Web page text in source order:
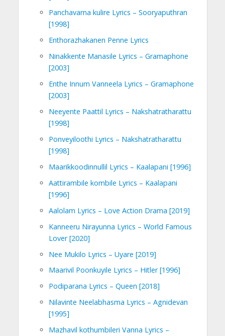
Panchavarna kulire Lyrics – Sooryaputhran
[1998]
Enthorazhakanen Penne Lyrics
Ninakkente Manasile Lyrics – Gramaphone
[2003]
Enthe Innum Vanneela Lyrics – Gramaphone
[2003]
Neeyente Paattil Lyrics – Nakshatratharattu
[1998]
Ponveyiloothi Lyrics – Nakshatratharattu
[1998]
Maarikkoodinnullil Lyrics – Kaalapani [1996]
Aattirambile kombile Lyrics – Kaalapani
[1996]
Aalolam Lyrics – Love Action Drama [2019]
Kanneeru Nirayunna Lyrics – World Famous
Lover [2020]
Nee Mukilo Lyrics – Uyare [2019]
Maarivil Poonkuyile Lyrics – Hitler [1996]
Podiparana Lyrics – Queen [2018]
Nilavinte Neelabhasma Lyrics – Agnidevan
[1995]
Mazhavil kothumbileri Vanna Lyrics –